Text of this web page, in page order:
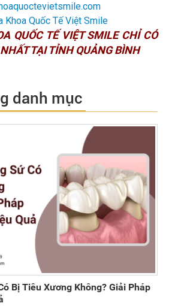
Khoa Quốc Tế Việt Smile
QUỐC TẾ VIỆT SMILE CHỈ CÓ
TẠI TỈNH QUẢNG BÌNH
danh mục
Bị Tiêu Xương Không? Giải Pháp